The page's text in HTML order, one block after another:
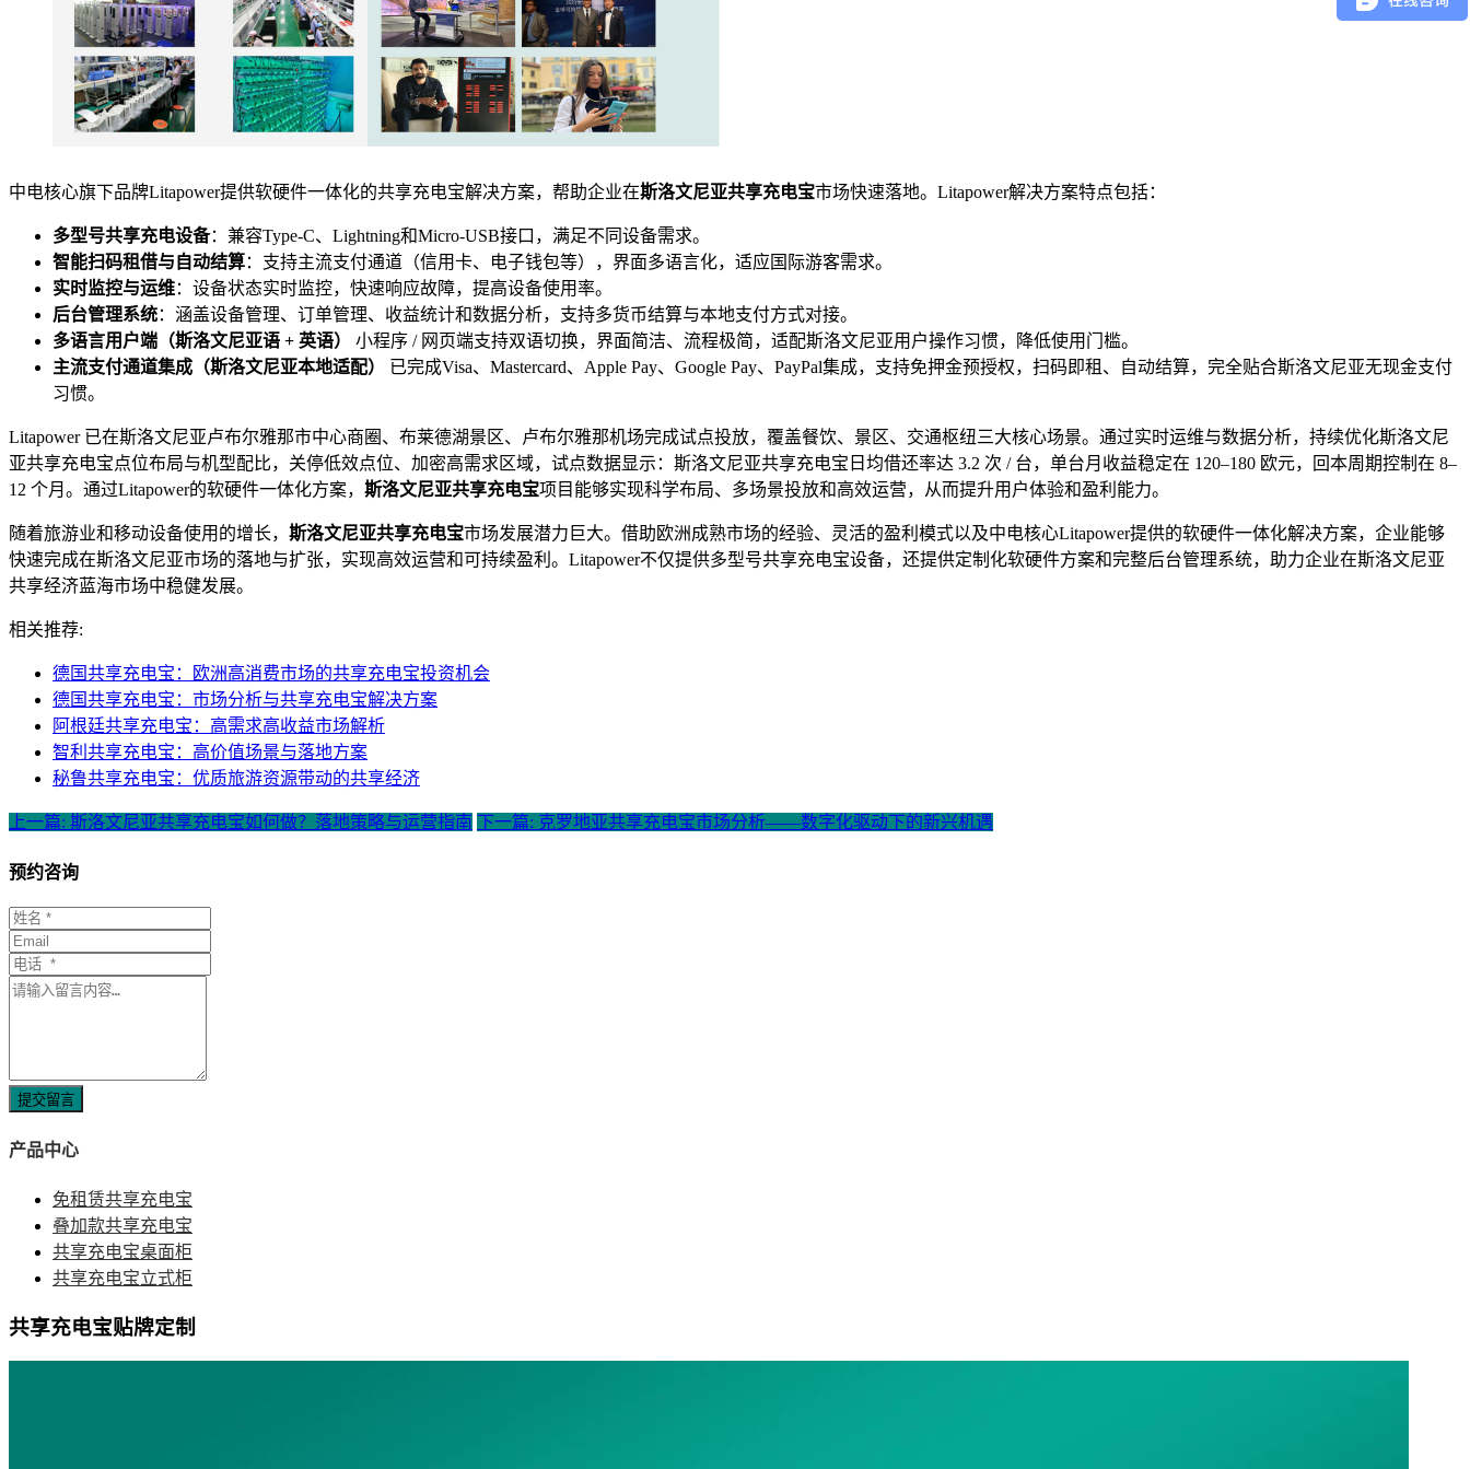
中电核心旗下品牌Litapower提供软硬件一体化的共享充电宝解决方案，帮助企业在斯洛文尼亚共享充电宝市场快速落地。Litapower解决方案特点包括：
多型号共享充电设备：兼容Type-C、Lightning和Micro-USB接口，满足不同设备需求。
智能扫码租借与自动结算：支持主流支付通道（信用卡、电子钱包等），界面多语言化，适应国际游客需求。
实时监控与运维：设备状态实时监控，快速响应故障，提高设备使用率。
后台管理系统：涵盖设备管理、订单管理、收益统计和数据分析，支持多货币结算与本地支付方式对接。
多语言用户端（斯洛文尼亚语 + 英语）
小程序 / 网页端支持双语切换，界面简洁、流程极简，适配斯洛文尼亚用户操作习惯，降低使用门槛。
主流支付通道集成（斯洛文尼亚本地适配）
已完成Visa、Mastercard、Apple Pay、Google Pay、PayPal集成，支持免押金预授权，扫码即租、自动结算，完全贴合斯洛文尼亚无现金支付
习惯。
Litapower 已在斯洛文尼亚卢布尔雅那市中心商圈、布莱德湖景区、卢布尔雅那机场完成试点投放，覆盖餐饮、景区、交通枢纽三大核心场景。通过实时运维与数据分析，持续优化斯洛文尼
亚共享充电宝点位布局与机型配比，关停低效点位、加密高需求区域，试点数据显示：斯洛文尼亚共享充电宝日均借还率达 3.2 次 / 台，单台月收益稳定在 120–180 欧元，回本周期控制在 8–
12 个月。通过Litapower的软硬件一体化方案， 斯洛文尼亚共享充电宝项目能够实现科学布局、多场景投放和高效运营，从而提升用户体验和盈利能力。
随着旅游业和移动设备使用的增长， 斯洛文尼亚共享充电宝市场发展潜力巨大。借助欧洲成熟市场的经验、灵活的盈利模式以及中电核心Litapower提供的软硬件一体化解决方案，企业能够
快速完成在斯洛文尼亚市场的落地与扩张，实现高效运营和可持续盈利。Litapower不仅提供多型号共享充电宝设备，还提供定制化软硬件方案和完整后台管理系统，助力企业在斯洛文尼亚
共享经济蓝海市场中稳健发展。
相关推荐:
德国共享充电宝：欧洲高消费市场的共享充电宝投资机会
德国共享充电宝：市场分析与共享充电宝解决方案
阿根廷共享充电宝：高需求高收益市场解析
智利共享充电宝：高价值场景与落地方案
秘鲁共享充电宝：优质旅游资源带动的共享经济
上一篇: 斯洛文尼亚共享充电宝如何做？落地策略与运营指南 下一篇: 克罗地亚共享充电宝市场分析——数字化驱动下的新兴机遇
预约咨询
提交留言
产品中心
免租赁共享充电宝
叠加款共享充电宝
共享充电宝桌面柜
共享充电宝立式柜
共享充电宝贴牌定制